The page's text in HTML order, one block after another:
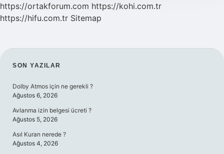
https://ortakforum.com https://kohi.com.tr
https://hifu.com.tr Sitemap
SIDEBAR
SON YAZILAR
Dolby Atmos için ne gerekli ?
Ağustos 6, 2026
Avlanma izin belgesi ücreti ?
Ağustos 5, 2026
Asıl Kuran nerede ?
Ağustos 4, 2026